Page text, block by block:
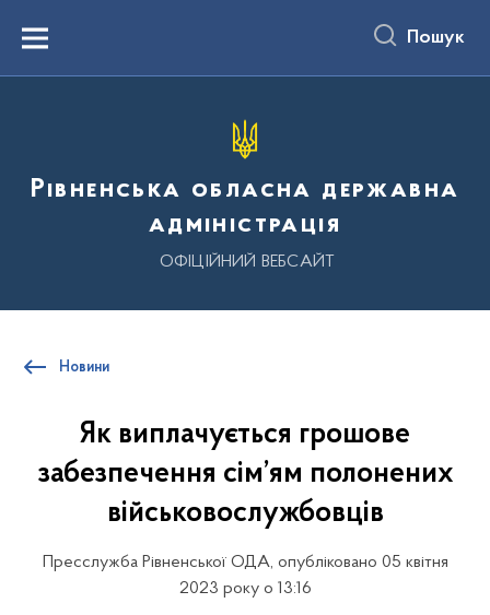
вмістуMenu Пошук
Рівненська обласна державна
адміністрація
ОФІЦІЙНИЙ ВЕБСАЙТ
Новини
Як виплачується грошове
забезпечення сім’ям полонених
військовослужбовців
Пресслужба Рівненської ОДА, опубліковано 05 квітня
2023 року о 13:16